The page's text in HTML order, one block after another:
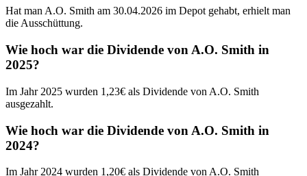
Hat man A.O. Smith am 30.04.2026 im Depot gehabt, erhielt man
die Ausschüttung.
Wie hoch war die Dividende von A.O. Smith in
2025?
Im Jahr 2025 wurden 1,23€ als Dividende von A.O. Smith
ausgezahlt.
Wie hoch war die Dividende von A.O. Smith in
2024?
Im Jahr 2024 wurden 1,20€ als Dividende von A.O. Smith